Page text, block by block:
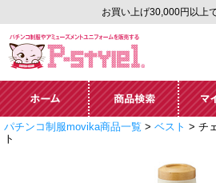
お買い上げ30,000円以上
ーズメントユニフォー
ム通販「P-style 1」.
ホーム 商品検索 マイ
パチンコ制服movika商品一覧 > ベスト > チ
ト